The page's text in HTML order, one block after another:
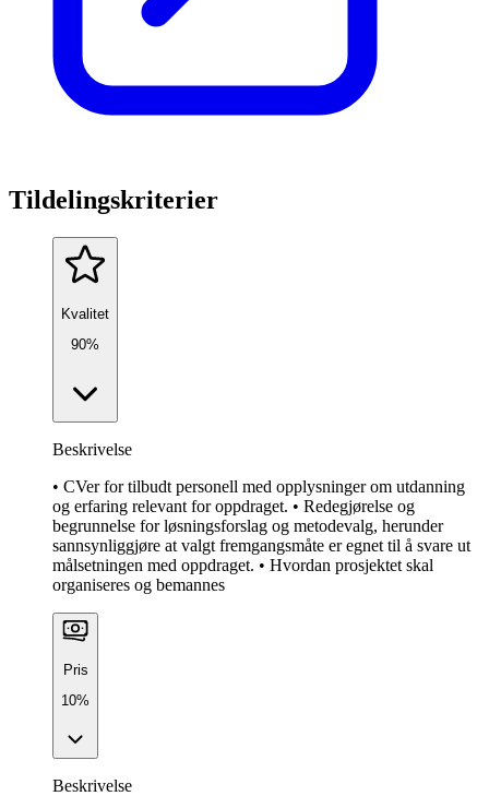
Tildelingskriterier
Kvalitet
90%
Beskrivelse
• CVer for tilbudt personell med opplysninger om utdanning
og erfaring relevant for oppdraget. • Redegjørelse og
begrunnelse for løsningsforslag og metodevalg, herunder
sannsynliggjøre at valgt fremgangsmåte er egnet til å svare ut
målsetningen med oppdraget. • Hvordan prosjektet skal
organiseres og bemannes
Pris
10%
Beskrivelse